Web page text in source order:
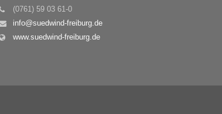
(0761) 59 03 61-0
info@suedwind-freiburg.de
www.suedwind-freiburg.de